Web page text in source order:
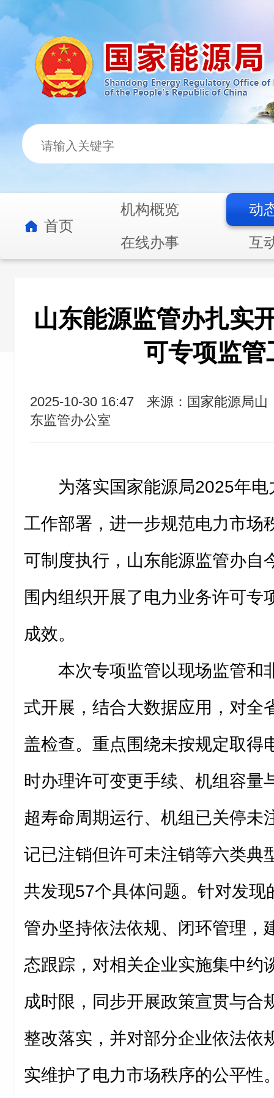
首页
机构概览
动
在线办事
互
山东能源监管办扎实
可专项监管
2025-10-30 16:47
来源：国家能源局山
东监管办公室
为落实国家能源局2025年
工作部署，进一步规范电力市场
可制度执行，山东能源监管办自
围内组织开展了电力业务许可专
成效。
本次专项监管以现场监管和
式开展，结合大数据应用，对全
盖检查。重点围绕未按规定取得
时办理许可变更手续、机组容量
超寿命周期运行、机组已关停未
记已注销但许可未注销等六类典
共发现57个具体问题。针对发现
管办坚持依法依规、闭环管理，
态跟踪，对相关企业实施集中约
成时限，同步开展政策宣贯与合
整改落实，并对部分企业依法依
实维护了电力市场秩序的公平性